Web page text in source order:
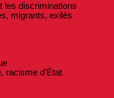
les discriminations
migrants, exilés
racisme d'État